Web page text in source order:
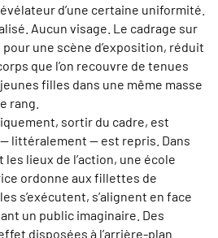
d’une certaine uniformité.
Aucun visage. Le cadrage sur
une scène d’exposition, réduit
que l’on recouvre de tenues
filles dans une même masse
rang.
sortir du cadre, est
littéralement — est repris. Dans
lieux de l’action, une école
ordonne aux fillettes de
s’exécutent, s’alignent en face
un public imaginaire. Des
disposées à l’arrière-plan.